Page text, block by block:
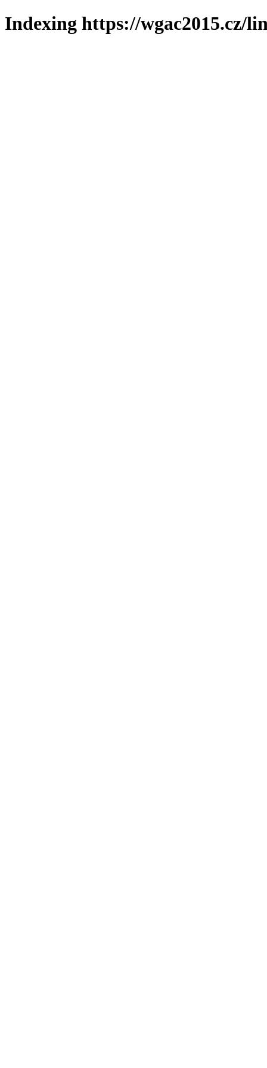
Indexing https://wgac2015.cz/